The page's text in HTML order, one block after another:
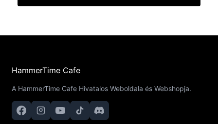
HammerTime Cafe
A HammerTime Cafe Hivatalos Weboldala és Webshopja.